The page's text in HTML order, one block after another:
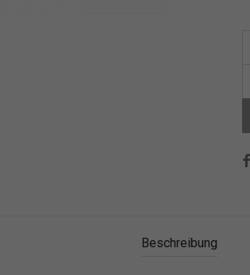
Beschreibung